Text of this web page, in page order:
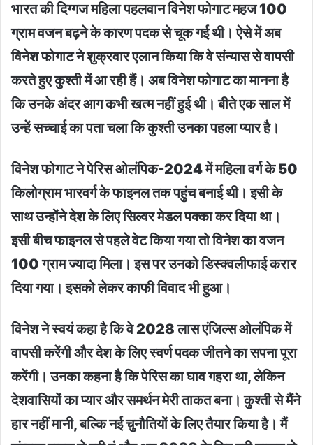
भारत की दिग्गज महिला पहलवान विनेश फोगाट महज 100
ग्राम वजन बढ़ने के कारण पदक से चूक गई थी। ऐसे में अब
विनेश फोगाट ने शुक्रवार एलान किया कि वे संन्यास से वापसी
करते हुए कुश्ती में आ रही हैं। अब विनेश फोगाट का मानना है
कि उनके अंदर आग कभी खत्म नहीं हुई थी। बीते एक साल में
उन्हें सच्चाई का पता चला कि कुश्ती उनका पहला प्यार है।
विनेश फोगाट ने पेरिस ओलंपिक-2024 में महिला वर्ग के 50
किलोग्राम भारवर्ग के फाइनल तक पहुंच बनाई थी। इसी के
साथ उन्होंने देश के लिए सिल्वर मेडल पक्का कर दिया था।
इसी बीच फाइनल से पहले वेट किया गया तो विनेश का वजन
100 ग्राम ज्यादा मिला। इस पर उनको डिस्क्वलीफाई करार
दिया गया। इसको लेकर काफी विवाद भी हुआ।
विनेश ने स्वयं कहा है कि वे 2028 लास एंजिल्स ओलंपिक में
वापसी करेंगी और देश के लिए स्वर्ण पदक जीतने का सपना पूरा
करेंगी। उनका कहना है कि पेरिस का घाव गहरा था, लेकिन
देशवासियों का प्यार और समर्थन मेरी ताकत बना। कुश्ती से मैंने
हार नहीं मानी, बल्कि नई चुनौतियों के लिए तैयार किया है। मैं